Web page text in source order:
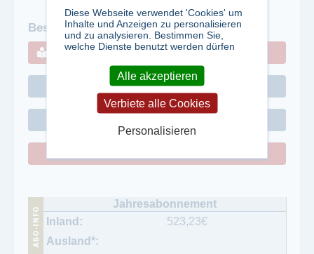
Bestellen Sie hier:
Abo anfordern
Homepage Verlag
523,23€
Diese Webseite verwendet 'Cookies' um
Inhalte und Anzeigen zu personalisieren
und zu analysieren. Bestimmen Sie,
welche Dienste benutzt werden dürfen
Alle akzeptieren
Verbiete alle Cookies
Personalisieren